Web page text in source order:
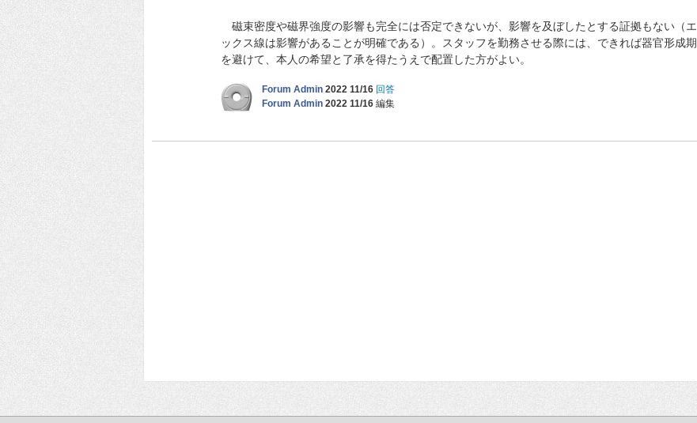
磁束密度や磁界強度の影響も完全には否定できないが、影響を及ぼしたとする証拠もない（エ
ックス線は影響があることが明確である）。スタッフを勤務させる際には、できれば器官形成期
を避けて、本人の希望と了承を得たうえで配置した方がよい。
Forum Admin 2022 11/16 回答
Forum Admin 2022 11/16 編集